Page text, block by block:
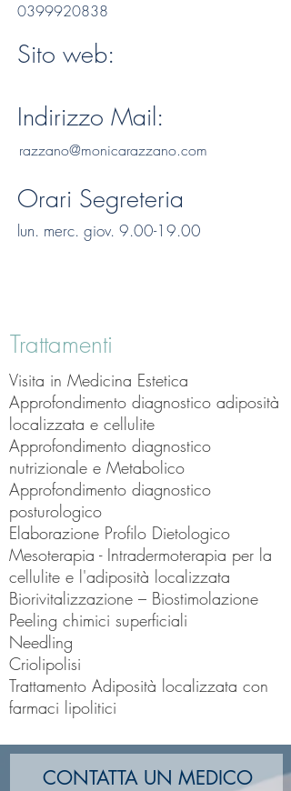
0399920838
Sito web:
Indirizzo Mail:
razzano@monicarazzano.com
Orari Segreteria
lun. merc. giov. 9.00-19.00
Trattamenti
Visita in Medicina Estetica
Approfondimento diagnostico adiposità
localizzata e cellulite
Approfondimento diagnostico
nutrizionale e Metabolico
Approfondimento diagnostico
posturologico
Elaborazione Profilo Dietologico
Mesoterapia - Intradermoterapia per la
cellulite e l'adiposità localizzata
Biorivitalizzazione – Biostimolazione
Peeling chimici superficiali
Needling
Criolipolisi
Trattamento Adiposità localizzata con
farmaci lipolitici
CONTATTA UN MEDICO